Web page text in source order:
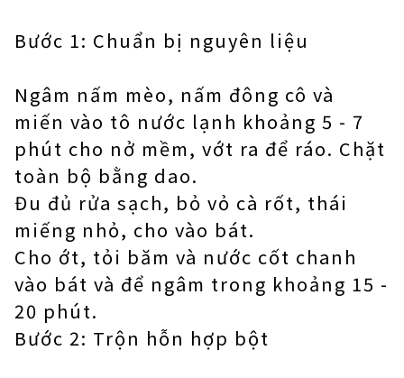
Bước 1: Chuẩn bị nguyên liệu
Ngâm nấm mèo, nấm đông cô và
miến vào tô nước lạnh khoảng 5 - 7
phút cho nở mềm, vớt ra để ráo. Chặt
toàn bộ bằng dao.
Đu đủ rửa sạch, bỏ vỏ cà rốt, thái
miếng nhỏ, cho vào bát.
Cho ớt, tỏi băm và nước cốt chanh
vào bát và để ngâm trong khoảng 15 -
20 phút.
Bước 2: Trộn hỗn hợp bột